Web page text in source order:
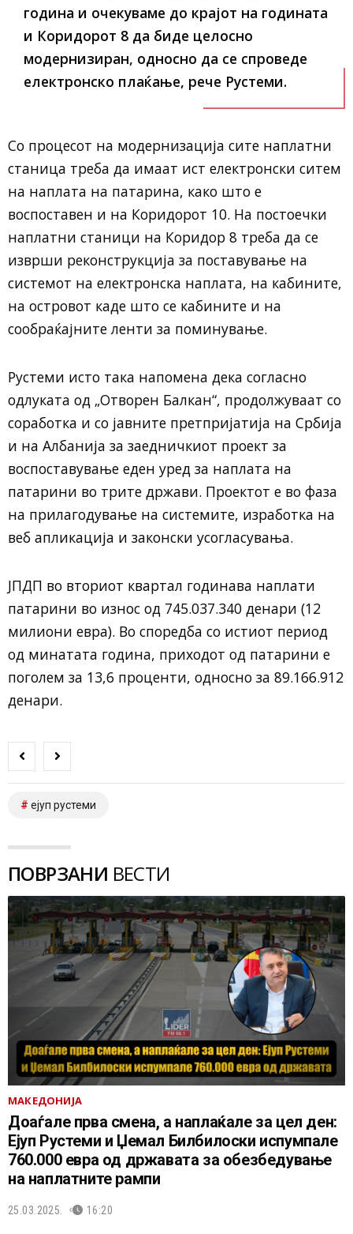
година и очекуваме до крајот на годината
и Коридорот 8 да биде целосно
модернизиран, односно да се спроведе
електронско плаќање, рече Рустеми.
Со процесот на модернизација сите наплатни
станица треба да имаат ист електронски ситем
на наплата на патарина, како што е
воспоставен и на Коридорот 10. На постоечки
наплатни станици на Коридор 8 треба да се
изврши реконструкција за поставување на
системот на електронска наплата, на кабините,
на островот каде што се кабините и на
сообраќајните ленти за поминување.
Рустеми исто така напомена дека согласно
одлуката од „Отворен Балкан“, продолжуваат со
соработка и со јавните претпријатија на Србија
и на Албанија за заедничкиот проект за
воспоставување еден уред за наплата на
патарини во трите држави. Проектот е во фаза
на прилагодување на системите, изработка на
веб апликација и законски усогласувања.
ЈПДП во вториот квартал годинава наплати
патарини во износ од 745.037.340 денари (12
милиони евра). Во споредба со истиот период
од минатата година, приходот од патарини е
поголем за 13,6 проценти, односно за 89.166.912
денари.
ејуп рустеми
ПОВРЗАНИ ВЕСТИ
МАКЕДОНИЈА
Доаѓале прва смена, а наплаќале за цел ден:
Ејуп Рустеми и Џемал Билбилоски испумпале
760.000 евра од државата за обезбедување
на наплатните рампи
25.03.2025. 16:20